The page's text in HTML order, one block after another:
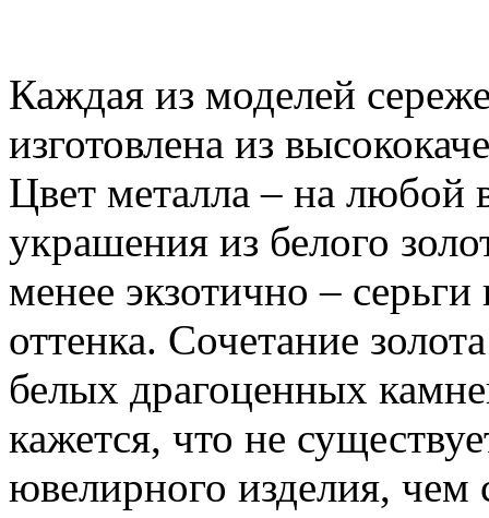
Каждая из моделей
изготовлена из
Цвет металла – на любой
украшения из белого
менее экзотично –
оттенка. Сочетание
белых драгоценных
кажется, что не
ювелирного изделия, чем